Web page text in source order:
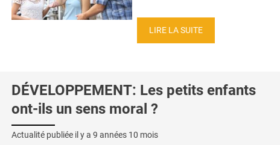
LIRE LA SUITE
DÉVELOPPEMENT: Les petits enfants
ont-ils un sens moral ?
Actualité publiée il y a 9 années 10 mois